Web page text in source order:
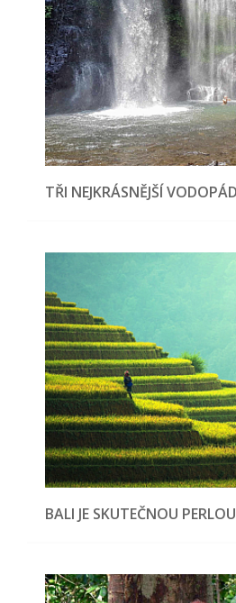
TŘI NEJKRÁSNĚJŠÍ
BALI JE SKUTEČNOU